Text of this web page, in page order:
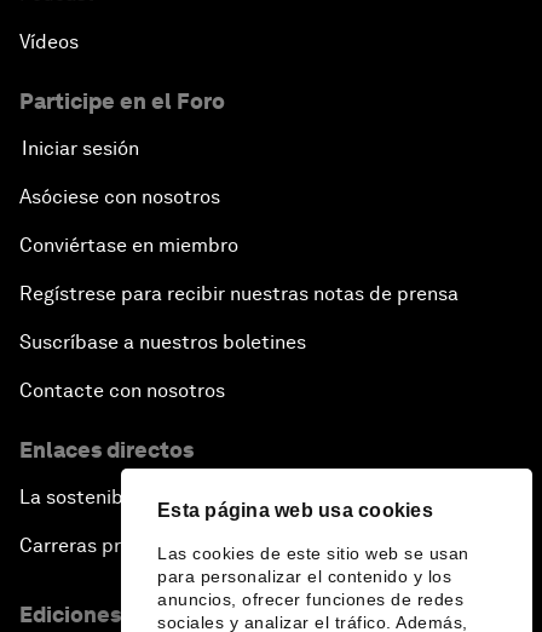
Esta página web usa cookies
Las cookies de este sitio web se usan
para personalizar el contenido y los
anuncios, ofrecer funciones de redes
sociales y analizar el tráfico. Además,
Vídeos
Participe en el Foro
Iniciar sesión
Asóciese con nosotros
Conviértase en miembro
Regístrese para recibir nuestras notas de prensa
Suscríbase a nuestros boletines
Contacte con nosotros
Enlaces directos
La sostenibilidad en el Foro
Carreras profesionales
Ediciones en otros idiomas